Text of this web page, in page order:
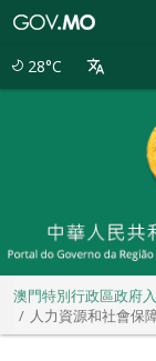
28°C
澳門特別行政區政府
人力資源和社會保